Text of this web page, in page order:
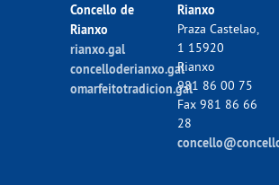
Concello de
Rianxo
rianxo.gal
concelloderianxo.gal
omarfeitotradicion.gal
Rianxo
Praza Castelao,
1 15920
Rianxo
981 86 00 75
Fax 981 86 66
28